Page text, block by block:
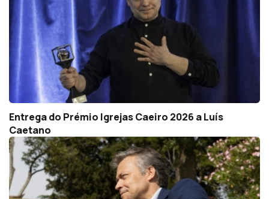
Entrega do Prémio Igrejas Caeiro 2026 a Luís
Caetano